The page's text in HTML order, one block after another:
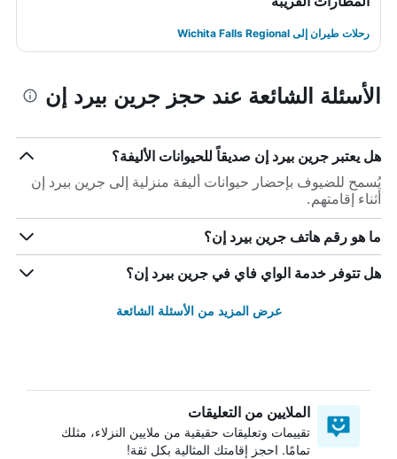
رحلات طيران إلى Wichita Falls Regional
الأسئلة الشائعة عند حجز جرين بيرد إن
هل يعتبر جرين بيرد إن صديقاً للحيوانات الأليفة؟
يُسمح للضيوف بإحضار حيوانات أليفة منزلية إلى جرين بيرد إن
أثناء إقامتهم.
ما هو رقم هاتف جرين بيرد إن؟
هل تتوفر خدمة الواي فاي في جرين بيرد إن؟
عرض المزيد من الأسئلة الشائعة
الملايين من التعليقات
تقييمات وتعليقات حقيقية من ملايين النزلاء، مثلك
تمامًا. احجز إقامتك المثالية بكل ثقة!